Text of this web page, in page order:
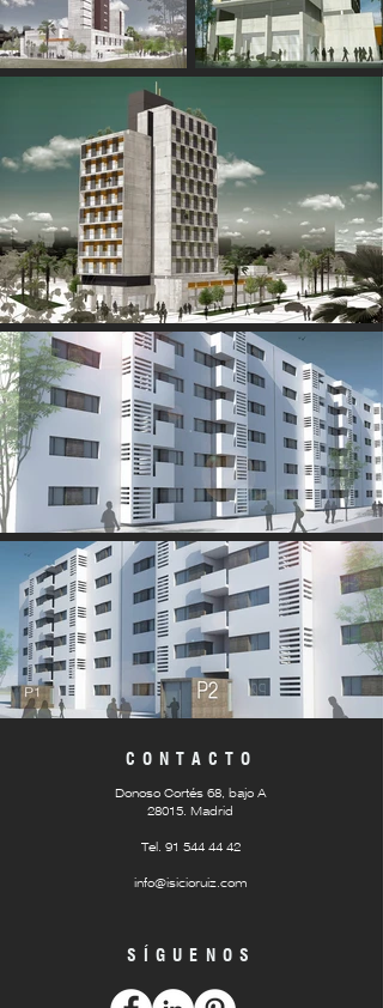
CONTACTO
Donoso Cortés 68, bajo A
28015. Madrid
Tel. 91 544 44 42
info@isicioruiz.com
SÍGUENOS